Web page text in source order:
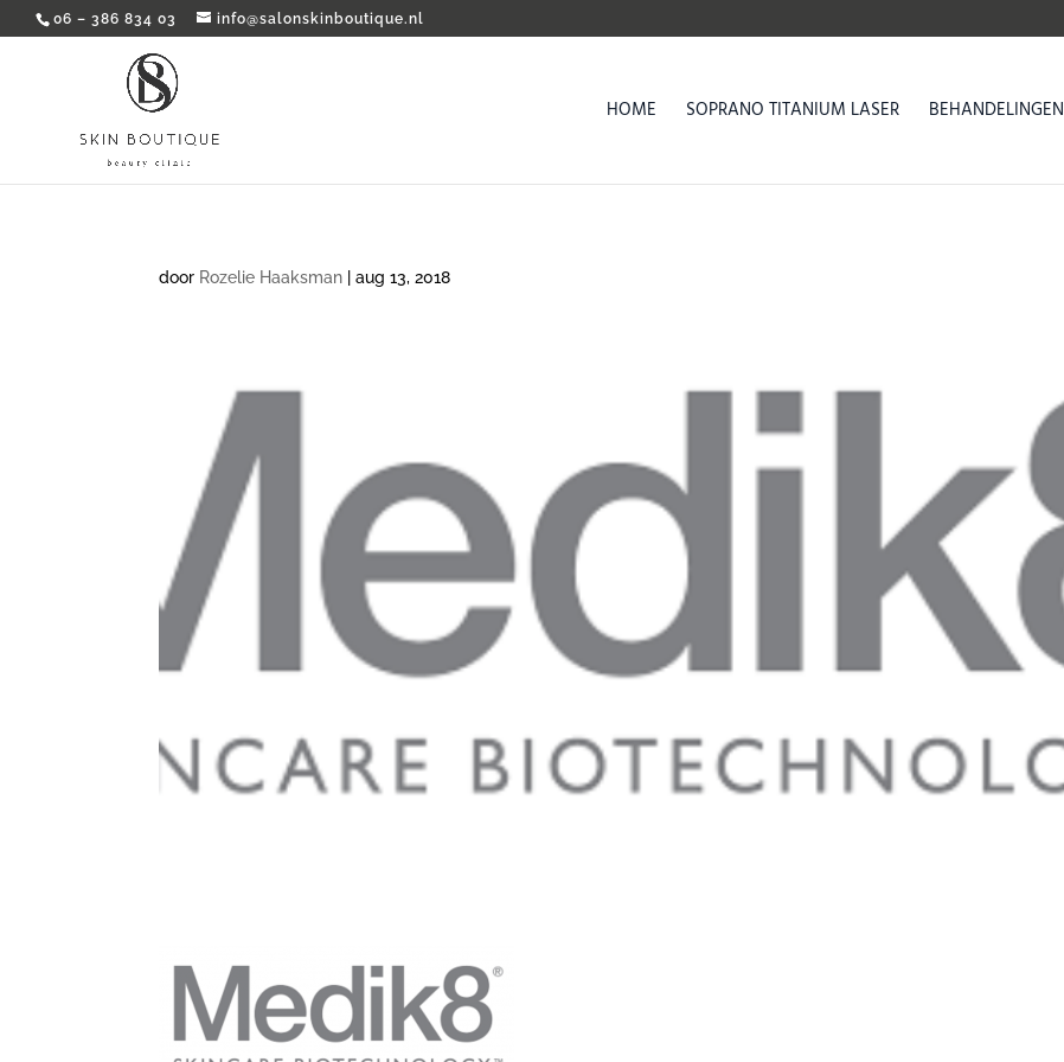
06 – 386 834 03 info@salonskinboutique.nl
HOME SOPRANO TITANIUM LASER BEHANDELINGEN
door Rozelie Haaksman |aug 13, 2018